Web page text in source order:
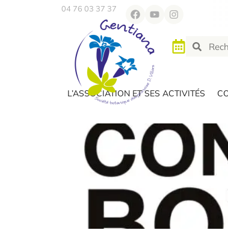
04 76 03 37 37
L’ASSOCIATION ET SES ACTIVITÉS